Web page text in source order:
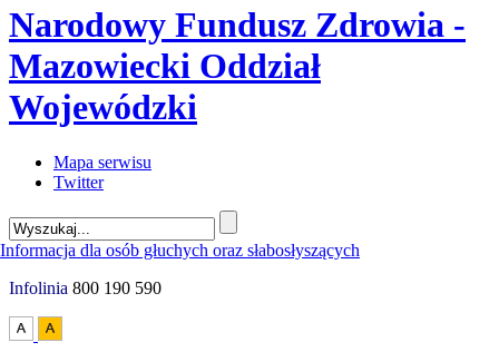
Narodowy Fundusz Zdrowia -
Mazowiecki Oddział
Wojewódzki
Mapa serwisu
Twitter
Infolinia 800 190 590